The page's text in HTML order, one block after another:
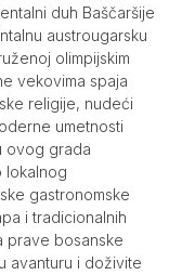
duh Baščaršije
austrougarsku
olimpijskim
vekovima spaja
religije, nudeći
umetnosti
ovog grada
lokalnog
gastronomske
i tradicionalnih
prave bosanske
avanturu i doživite